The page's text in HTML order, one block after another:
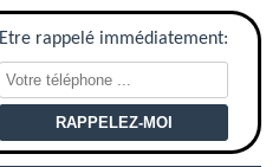
Etre rappelé immédiatement: